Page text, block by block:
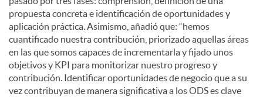
propuesta concreta e identificación de oportunidades y
aplicación práctica. Asimismo, añadió que: “hemos
cuantificado nuestra contribución, priorizado aquellas áreas
en las que somos capaces de incrementarla y fijado unos
objetivos y KPI para monitorizar nuestro progreso y
contribución. Identificar oportunidades de negocio que a su
vez contribuyan de manera significativa a los ODS es clave